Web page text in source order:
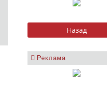
Реклама